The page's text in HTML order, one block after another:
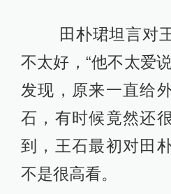
田朴珺坦言对王
不太好，“他不太爱
发现，原来一直给
石，有时候竟然还
到，王石最初对田
不是很高看。